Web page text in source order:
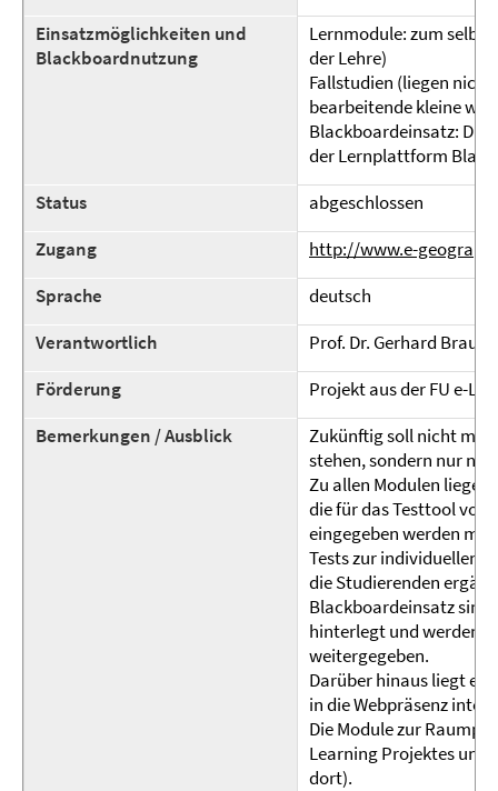
Einsatzmöglichkeiten und
Blackboardnutzung
Lernmodule: zum
der Lehre)
Fallstudien (liegen
bearbeitende kleine
Blackboardeinsatz:
der Lernplattform
Status
abgeschlossen
Zugang
http://www.e-
Sprache
deutsch
Verantwortlich
Prof. Dr. Gerhard
Förderung
Projekt aus der FU e-
Bemerkungen / Ausblick
Zukünftig soll nicht
stehen, sondern nur
Zu allen Modulen
die für das Testtool
eingegeben werden
Tests zur individuellen
die Studierenden
Blackboardeinsatz sind
hinterlegt und werden
weitergegeben.
Darüber hinaus liegt
in die Webpräsenz
Die Module zur
Learning Projektes und
dort).